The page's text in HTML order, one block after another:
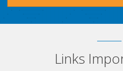
Links